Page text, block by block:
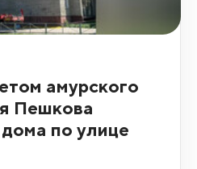
амурского
Пешкова
по улице